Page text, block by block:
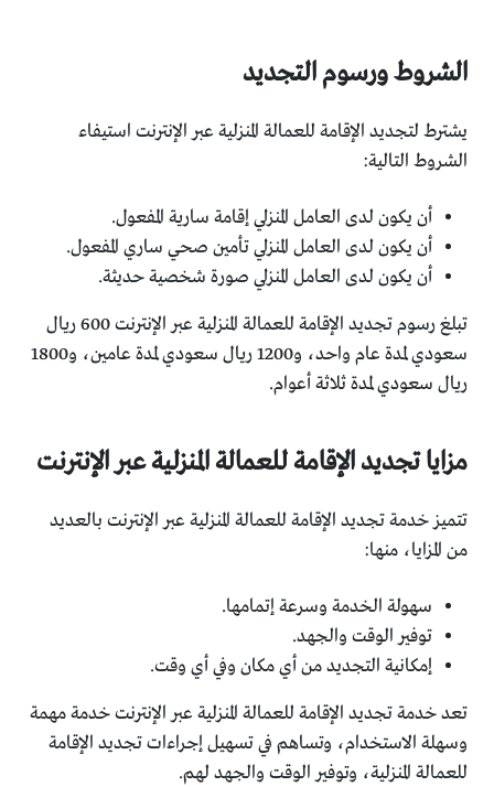
الشروط ورسوم التجديد
يشترط لتجديد الإقامة للعمالة المنزلية عبر الإنترنت استيفاء
الشروط التالية:
أن يكون لدى العامل المنزلي إقامة سارية المفعول.
أن يكون لدى العامل المنزلي تأمين صحي ساري المفعول.
أن يكون لدى العامل المنزلي صورة شخصية حديثة.
تبلغ رسوم تجديد الإقامة للعمالة المنزلية عبر الإنترنت 600 ريال
سعودي لمدة عام واحد، و1200 ريال سعودي لمدة عامين، و1800
ريال سعودي لمدة ثلاثة أعوام.
مزايا تجديد الإقامة للعمالة المنزلية عبر الإنترنت
تتميز خدمة تجديد الإقامة للعمالة المنزلية عبر الإنترنت بالعديد
من المزايا، منها:
سهولة الخدمة وسرعة إتمامها.
توفير الوقت والجهد.
إمكانية التجديد من أي مكان وفي أي وقت.
تعد خدمة تجديد الإقامة للعمالة المنزلية عبر الإنترنت خدمة مهمة
وسهلة الاستخدام، وتساهم في تسهيل إجراءات تجديد الإقامة
للعمالة المنزلية، وتوفير الوقت والجهد لهم.